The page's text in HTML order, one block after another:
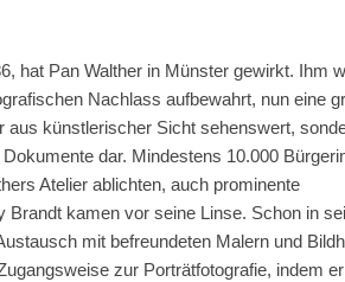
hat Pan Walther in Münster gewirkt. Ihm
Nachlass aufbewahrt, nun eine
aus künstlerischer Sicht sehenswert,
dar. Mindestens 10.000
Atelier ablichten, auch prominente
Brandt kamen vor seine Linse. Schon in
mit befreundeten Malern und
zur Porträtfotografie, indem